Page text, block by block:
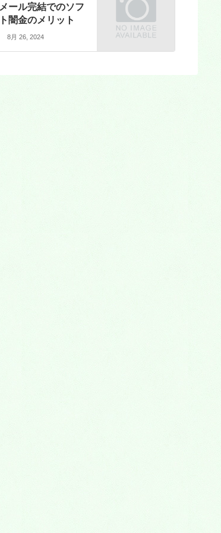
メール完結でのソフ
ト闇金のメリット
8月 26, 2024